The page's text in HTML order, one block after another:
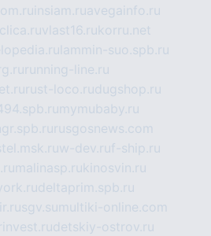
insiam.ruavegainfo.ru
vlast16.rukorru.net
lammin-suo.spb.ru
running-line.ru
rust-loco.rudugshop.ru
mymubaby.ru
ngr.spb.ru rusgosnews.com
w-dev.ruf-ship.ru
malinasp.rukinosvin.ru
deltaprim.spb.ru
sgv.su multiki-online.com
detskiy-ostrov.ru